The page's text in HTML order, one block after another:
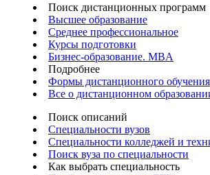
Поиск дистанционных программ
Высшее образование
Среднее профессиональное
Курсы подготовки
Бизнес-образование. MBA
Подробнее
Формы дистанционного обучения
Все о дистанционном
Поиск описаний
Специальности вузов
Специальности колледжей и
Поиск вуза по специальности
Как выбрать специальность